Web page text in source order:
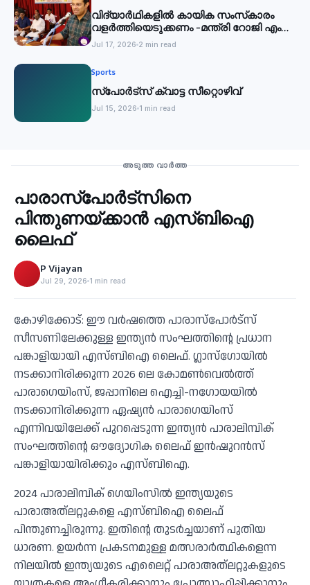
വിദ്യാര്‍ഥികളില്‍ കായിക സംസ്‌കാരം
വളര്‍ത്തിയെടുക്കണം -മന്ത്രി റോജി എം
ജോൺ
Jul 17, 2026 2 min read
Sports
സ്‌പോര്‍ട്സ് ക്വാട്ട സീറ്റൊഴിവ്
Jul 15, 2026 1 min read
അടുത്ത വാർത്ത
‹
പാരാസ്‌പോര്‍ട്‌സിനെ
പിന്തുണയ്ക്കാന്‍ എസ്ബിഐ
ലൈഫ്
P Vijayan
Jul 29, 2026 1 min read
കോഴിക്കോട്: ഈ വര്‍ഷത്തെ പാരാസ്‌പോര്‍ട്‌സ്
സീസണിലേക്കുള്ള ഇന്ത്യന്‍ സംഘത്തിന്റെ പ്രധാന
പങ്കാളിയായി എസ്ബിഐ ലൈഫ്. ഗ്ലാസ്‌ഗോയില്‍
നടക്കാനിരിക്കുന്ന 2026 ലെ കോമണ്‍വെല്‍ത്ത്
പാരാഗെയിംസ്, ജപ്പാനിലെ ഐച്ചി-നഗോയയില്‍
നടക്കാനിരിക്കുന്ന ഏഷ്യന്‍ പാരാഗെയിംസ്
എന്നിവയിലേക്ക് പുറപ്പെടുന്ന ഇന്ത്യന്‍ പാരാലിമ്പിക്
സംഘത്തിന്റെ ഔദ്യോഗിക ലൈഫ് ഇന്‍ഷുറന്‍സ്
പങ്കാളിയായിരിക്കും എസ്ബിഐ.
2024 പാരാലിമ്പിക് ഗെയിംസില്‍ ഇന്ത്യയുടെ
പാരാഅത്‌ലറ്റുകളെ എസ്ബിഐ ലൈഫ്
പിന്തുണച്ചിരുന്നു. ഇതിന്റെ തുടര്‍ച്ചയാണ് പുതിയ
ധാരണ. ഉയര്‍ന്ന പ്രകടനമുള്ള മത്സരാര്‍ത്ഥികളെന്ന
നിലയില്‍ ഇന്ത്യയുടെ എലൈറ്റ് പാരാഅത്‌ലറ്റുകളുടെ